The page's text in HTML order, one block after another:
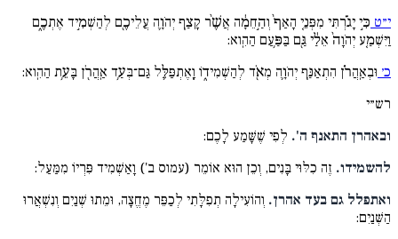
י״ט כִּ֣י יָגֹ֗רְתִּי מִפְּנֵ֤י הָאַף֙ וְהַ֣חֵמָ֔ה אֲשֶׁ֨ר קָצַ֧ף יְהֹוָ֛ה עֲלֵיכֶ֖ם לְהַשְׁמִ֣יד אֶתְכֶ֑ם
וַיִּשְׁמַ֤ע יְהֹוָה֙ אֵלַ֔י גַּ֖ם בַּפַּ֥עַם הַהִֽוא:
כ׳ וּבְאַֽהֲרֹ֗ן הִתְאַנַּ֧ף יְהֹוָ֛ה מְאֹ֖ד לְהַשְׁמִיד֑וֹ וָֽאֶתְפַּלֵּ֛ל גַּם־בְּעַ֥ד אַֽהֲרֹ֖ן בָּעֵ֥ת הַהִֽוא:
רש״י
ובאהרן התאנף ה'. לְפִי שֶׁשָּׁמַע לָכֶם:
להשמידו. זֶה כִלּוּי בָּנִים, וְכֵן הוּא אוֹמֵר (עמוס ב') וָאַשְׁמִיד פִּרְיוֹ מִמַּעַל:
ואתפלל גם בעד אהרן. וְהוֹעִילָה תְפִלָּתִי לְכַפֵּר מֶחֱצָה, וּמֵתוּ שְׁנַיִם וְנִשְׁאֲרוּ
הַשְּׁנַיִם: